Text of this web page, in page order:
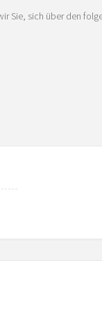
Sie, sich über den